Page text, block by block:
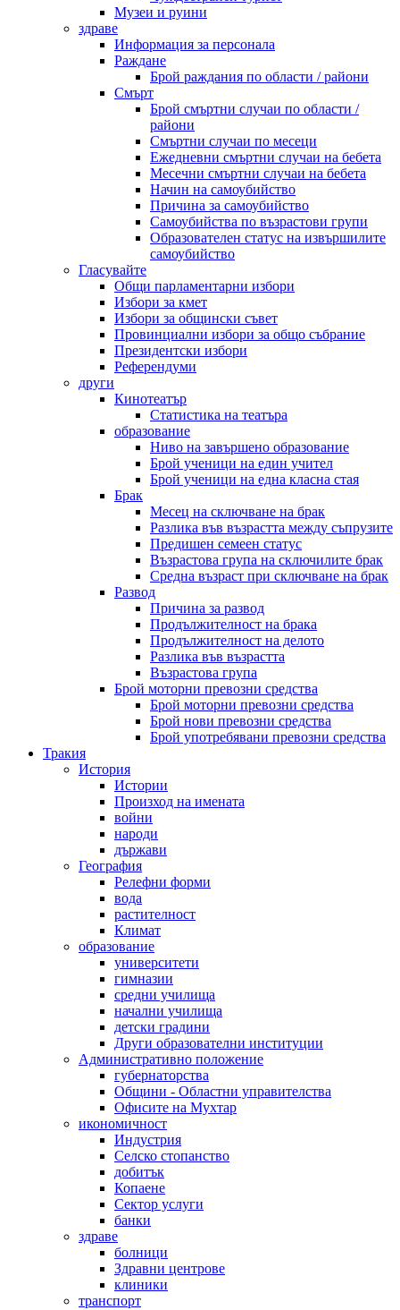
Музеи и руини
здраве
Информация за персонала
Раждане
Брой раждания по области / райони
Смърт
Брой смъртни случаи по области /
райони
Смъртни случаи по месеци
Ежедневни смъртни случаи на бебета
Месечни смъртни случаи на бебета
Начин на самоубийство
Причина за самоубийство
Самоубийства по възрастови групи
Образователен статус на извършилите
самоубийство
Гласувайте
Общи парламентарни избори
Избори за кмет
Избори за общински съвет
Провинциални избори за общо събрание
Президентски избори
Референдуми
други
Кинотеатър
Статистика на театъра
образование
Ниво на завършено образование
Брой ученици на един учител
Брой ученици на една класна стая
Брак
Месец на сключване на брак
Разлика във възрастта между съпрузите
Предишен семеен статус
Възрастова група на сключилите брак
Средна възраст при сключване на брак
Развод
Причина за развод
Продължителност на брака
Продължителност на делото
Разлика във възрастта
Възрастова група
Брой моторни превозни средства
Брой моторни превозни средства
Брой нови превозни средства
Брой употребявани превозни средства
Тракия
История
Истории
Произход на имената
войни
народи
държави
География
Релефни форми
вода
растителност
Климат
образование
университети
гимназии
средни училища
начални училища
детски градини
Други образователни институции
Административно положение
губернаторства
Общини - Областни управителства
Офисите на Мухтар
икономичност
Индустрия
Селско стопанство
добитък
Копаене
Сектор услуги
банки
здраве
болници
Здравни центрове
клиники
транспорт